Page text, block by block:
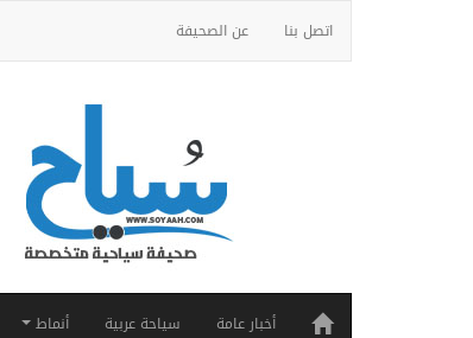
اتصل بنا عن الصحيفة
أخبار عامة سياحة عربية أنماط